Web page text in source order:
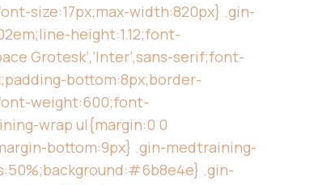
size:17px;max-width:820px} .gin-
height:1.12;font-
Grotesk’,’Inter’,sans-serif;font-
bottom:8px;border-
weight:600;font-
wrap ul{margin:0 0
bottom:9px} .gin-medtraining-
.gin-